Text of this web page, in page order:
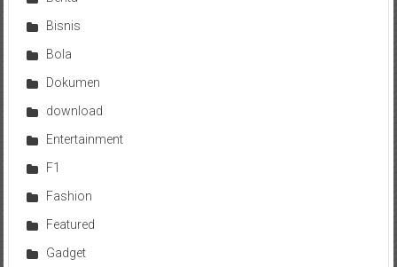
Bisnis
Bola
Dokumen
download
Entertainment
F1
Fashion
Featured
Gadget